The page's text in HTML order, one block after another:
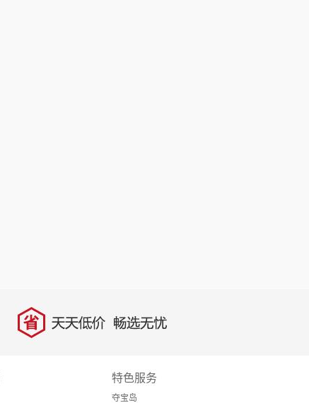
省 天天低价，畅选无忧
特色服务
夺宝岛